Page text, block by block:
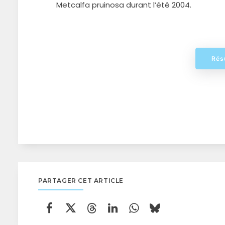
Metcalfa pruinosa durant l’été 2004.
PARTAGER CET ARTICLE